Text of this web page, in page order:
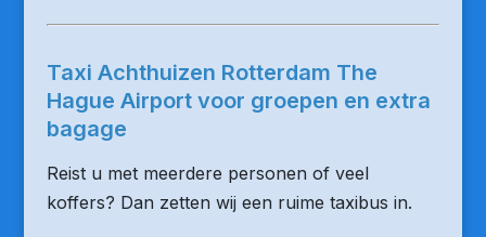
Taxi Achthuizen Rotterdam The
Hague Airport voor groepen en extra
bagage
Reist u met meerdere personen of veel
koffers? Dan zetten wij een ruime taxibus in.